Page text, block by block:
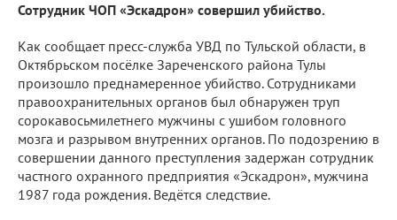
Сотрудник ЧОП «Эскадрон» совершил убийство.
Как сообщает пресс-служба УВД по Тульской области, в
Октябрьском посёлке Зареченского района Тулы
произошло преднамеренное убийство. Сотрудниками
правоохранительных органов был обнаружен труп
сорокавосьмилетнего мужчины с ушибом головного
мозга и разрывом внутренних органов. По подозрению в
совершении данного преступления задержан сотрудник
частного охранного предприятия «Эскадрон», мужчина
1987 года рождения. Ведётся следствие.